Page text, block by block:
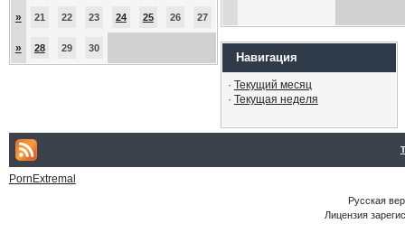
» 21 22 23 24 25 26 27
» 28 29 30
Навигация
· Текущий месяц
· Текущая неделя
PornExtremal
Русская
Лицензия